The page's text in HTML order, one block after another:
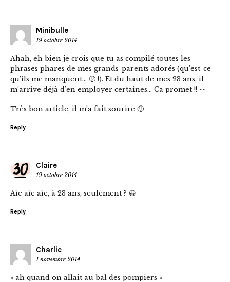
Minibulle
19 octobre 2014
Ahah, eh bien je crois que tu as compilé toutes les
phrases phares de mes grands-parents adorés (qu’est-ce
qu’ils me manquent… 🙁 !). Et du haut de mes 23 ans, il
m’arrive déjà d’en employer certaines… Ca promet !! ^^
Très bon article, il m’a fait sourire 🙂
Reply
Claire
19 octobre 2014
Aïe aïe aïe, à 23 ans, seulement ? 😀
Reply
Charlie
1 novembre 2014
« ah quand on allait au bal des pompiers »